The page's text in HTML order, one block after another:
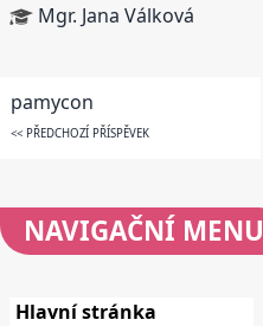
Mgr. Jana Válková
pamycon
<< PŘEDCHOZÍ PŘÍSPĚVEK
NAVIGAČNÍ MENU
Hlavní stránka